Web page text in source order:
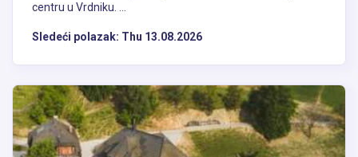
centru u Vrdniku. ...
Sledeći polazak: Thu 13.08.2026